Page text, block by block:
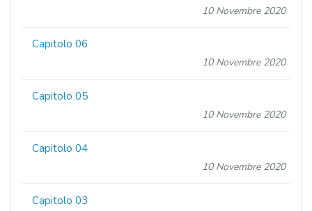
10 Novembre 2020
Capitolo 06
10 Novembre 2020
Capitolo 05
10 Novembre 2020
Capitolo 04
10 Novembre 2020
Capitolo 03